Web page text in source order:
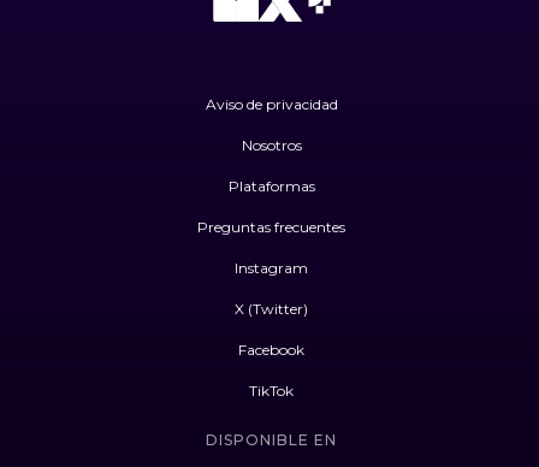
Aviso de privacidad
Nosotros
Plataformas
Preguntas frecuentes
Instagram
X (Twitter)
Facebook
TikTok
DISPONIBLE EN